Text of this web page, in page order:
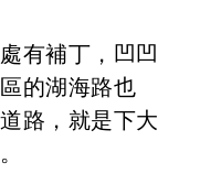
有補丁，凹凹
的湖海路也
路，就是下大